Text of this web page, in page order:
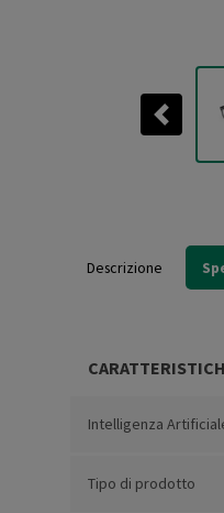
Previous
Descrizione
Intelligenza
Tipo di prodotto